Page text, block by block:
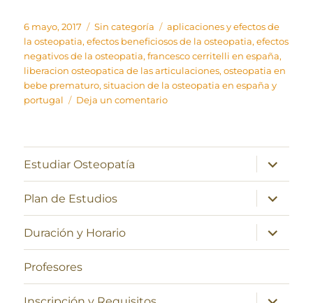
Publicado
el
6 mayo, 2017 Categorías
Sin categoría Etiquetas
aplicaciones y efectos de
la osteopatia,efectos beneficiosos de la osteopatia,efectos
negativos de la osteopatia,francesco cerritelli en españa,
liberacion osteopatica de las articulaciones,osteopatia en
bebe prematuro,situacion de la osteopatia en españa y
portugal
Deja un comentarioen
Estudiar Osteopatía
expande
el
menú
inferior
Plan de Estudios
expande
el
menú
inferior
Duración y Horario
expande
el
menú
Profesores
expande